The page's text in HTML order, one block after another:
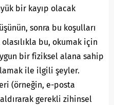
bir kayıp olacak
sonra bu koşulları
bu, okumak için
bir fiziksel alana sahip
ile ilgili şeyler.
(örneğin, e-posta
gerekli zihinsel